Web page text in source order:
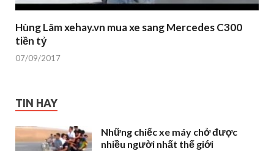
Hùng Lâm xehay.vn mua xe sang Mercedes C300
tiền tỷ
07/09/2017
TIN HAY
Những chiếc xe máy chở được
nhiều người nhất thế giới